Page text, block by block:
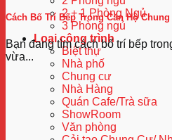
2 + 1 Phòng Ngủ
3 Phòng ngủ
Loại công trình
Biệt thự
Nhà phố
Chung cư
Nhà Hàng
Quán Cafe/Trà sữa
ShowRoom
Văn phòng
Cách Bố Trí Bếp Trong Căn Hộ
Bạn đang tìm cách bố trí bếp
vừa...